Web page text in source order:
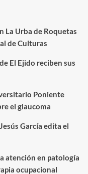
La Urba de Roquetas
de Culturas
El Ejido reciben sus
Poniente
el glaucoma
García edita el
atención en patología
ocupacional